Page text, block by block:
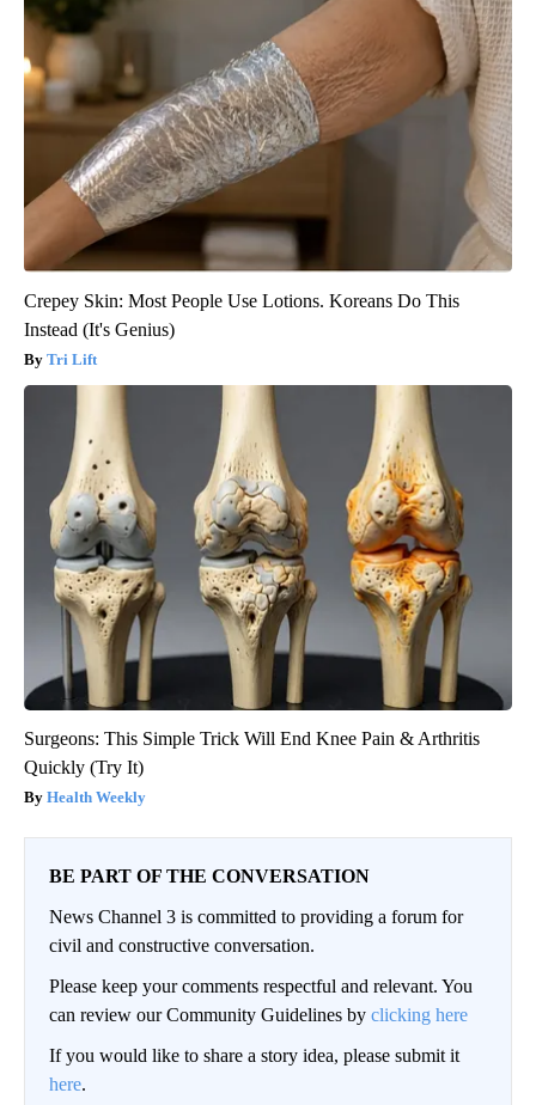
Crepey Skin: Most People Use Lotions. Koreans Do This
Instead (It's Genius)
Tri Lift
Surgeons: This Simple Trick Will End Knee Pain & Arthritis
Quickly (Try It)
Health Weekly
BE PART OF THE CONVERSATION
News Channel 3 is committed to providing a forum for
civil and constructive conversation.
Please keep your comments respectful and relevant. You
can review our Community Guidelines by clicking here
If you would like to share a story idea, please submit it
here.